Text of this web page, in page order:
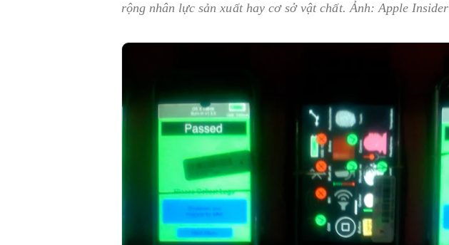
rộng nhân lực sản xuất hay cơ sở vật chất. Ảnh: Apple Insider